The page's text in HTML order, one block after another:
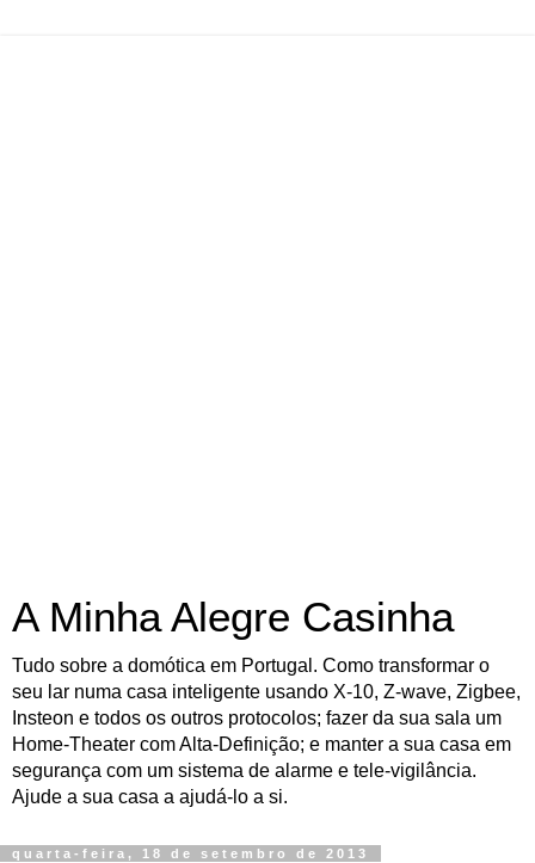
A Minha Alegre Casinha
Tudo sobre a domótica em Portugal. Como transformar o
seu lar numa casa inteligente usando X-10, Z-wave, Zigbee,
Insteon e todos os outros protocolos; fazer da sua sala um
Home-Theater com Alta-Definição; e manter a sua casa em
segurança com um sistema de alarme e tele-vigilância.
Ajude a sua casa a ajudá-lo a si.
quarta-feira, 18 de setembro de 2013